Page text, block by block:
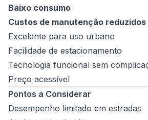
Baixo consumo
Custos de manutenção reduzidos
Excelente para uso urbano
Facilidade de estacionamento
Tecnologia funcional sem
Preço acessível
Pontos a Considerar
Desempenho limitado em estradas